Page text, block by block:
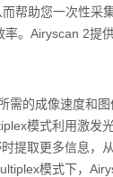
助您一次性采
。Airyscan 2‍提
的成像速度和图
模式利用激发
提取更多信息，
模式下，